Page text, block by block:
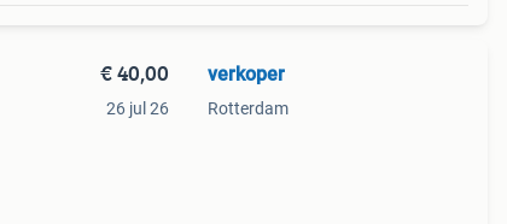
€ 40,00
26 jul 26
verkoper
Rotterdam